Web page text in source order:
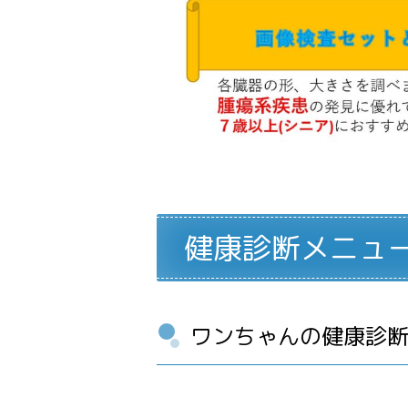
健康診断メニュ
ワンちゃんの健康診断